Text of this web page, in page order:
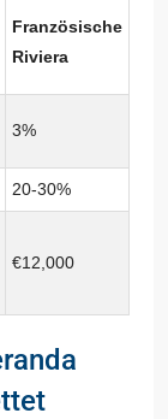
Französische
Riviera
3%
20-30%
€12,000